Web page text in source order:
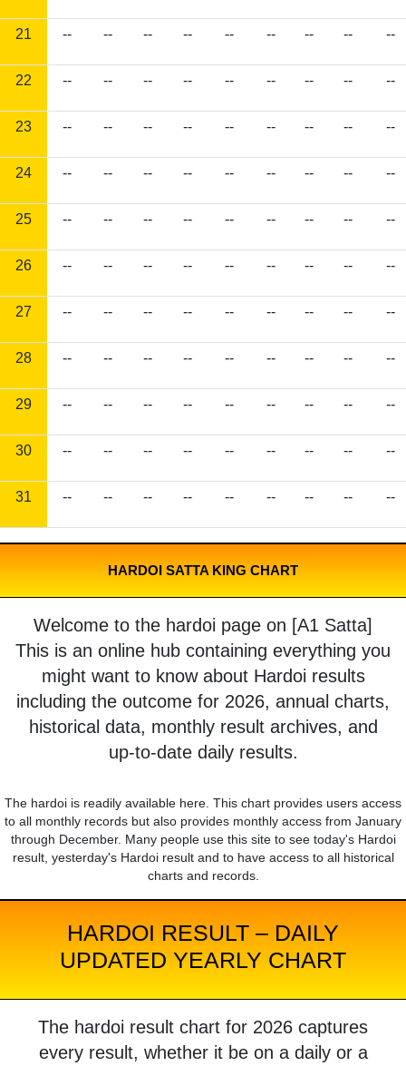
21 -- -- -- -- -- -- -- -- --
22 -- -- -- -- -- -- -- -- --
23 -- -- -- -- -- -- -- -- --
24 -- -- -- -- -- -- -- -- --
25 -- -- -- -- -- -- -- -- --
26 -- -- -- -- -- -- -- -- --
27 -- -- -- -- -- -- -- -- --
28 -- -- -- -- -- -- -- -- --
29 -- -- -- -- -- -- -- -- --
30 -- -- -- -- -- -- -- -- --
31 -- -- -- -- -- -- -- -- --
HARDOI SATTA KING CHART
Welcome to the hardoi page on [A1 Satta]
This is an online hub containing everything you
might want to know about Hardoi results
including the outcome for 2026, annual charts,
historical data, monthly result archives, and
up-to-date daily results.
The hardoi is readily available here. This chart provides users access
to all monthly records but also provides monthly access from January
through December. Many people use this site to see today's Hardoi
result, yesterday's Hardoi result and to have access to all historical
charts and records.
HARDOI RESULT – DAILY
UPDATED YEARLY CHART
The hardoi result chart for 2026 captures
every result, whether it be on a daily or a